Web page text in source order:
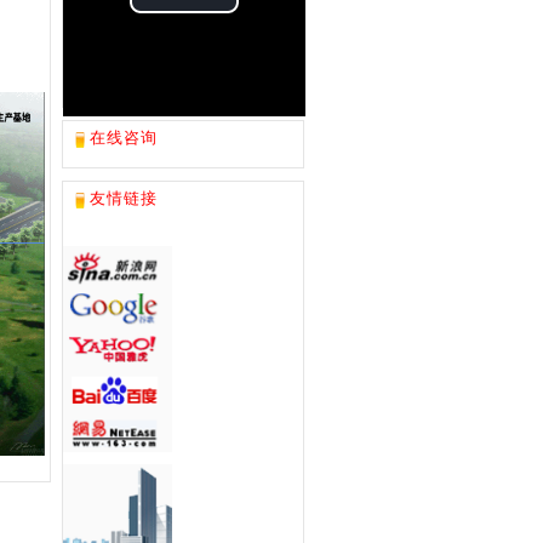
Play
在线咨询
友情链接